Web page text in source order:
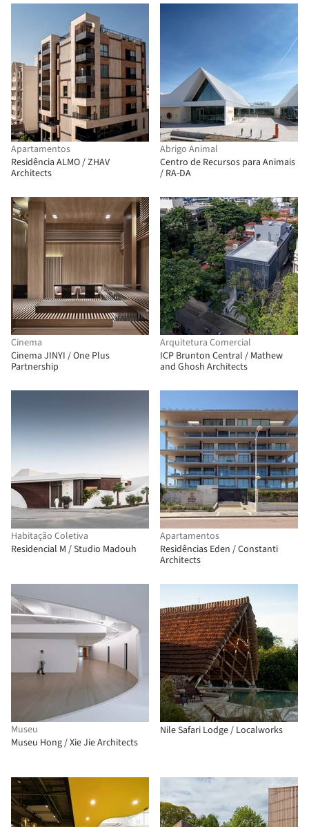
Apartamentos
Residência ALMO / ZHAV
Architects
Abrigo Animal
Centro de Recursos para Animais
/ RA-DA
Cinema
Cinema JINYI / One Plus
Partnership
Arquitetura Comercial
ICP Brunton Central / Mathew
and Ghosh Architects
Habitação Coletiva
Residencial M / Studio Madouh
Apartamentos
Residências Eden / Constanti
Architects
Museu
Museu Hong / Xie Jie Architects
Nile Safari Lodge / Localworks